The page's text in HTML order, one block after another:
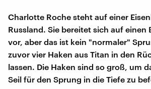
Charlotte Roche steht auf einer
Russland. Sie bereitet sich auf einen
vor, aber das ist kein "normaler"
zuvor vier Haken aus Titan in den
lassen. Die Haken sind so groß, um
Seil für den Sprung in die Tiefe zu